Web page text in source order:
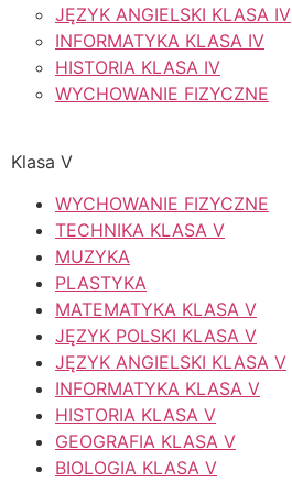
JĘZYK ANGIELSKI KLASA IV
INFORMATYKA KLASA IV
HISTORIA KLASA IV
WYCHOWANIE FIZYCZNE
Klasa V
WYCHOWANIE FIZYCZNE
TECHNIKA KLASA V
MUZYKA
PLASTYKA
MATEMATYKA KLASA V
JĘZYK POLSKI KLASA V
JĘZYK ANGIELSKI KLASA V
INFORMATYKA KLASA V
HISTORIA KLASA V
GEOGRAFIA KLASA V
BIOLOGIA KLASA V